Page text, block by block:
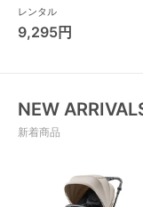
(Combi)
レンタル
9,295円
NEW
新着商品